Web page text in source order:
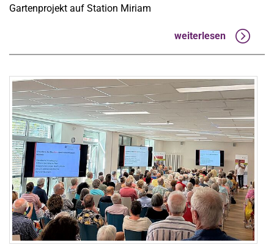
Gartenprojekt auf Station Miriam
weiterlesen